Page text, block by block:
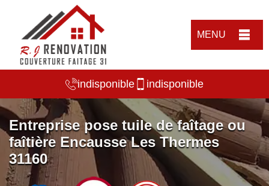
MENU
indisponible indisponible
Entreprise pose tuile de faîtage ou
faîtière Encausse Les Thermes
31160